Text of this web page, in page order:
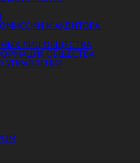
И АУДИТОРА
ЛИЦ ОБЩЕСТВА
ОБЩЕСТВА
УПРАВЛЕНИЯ